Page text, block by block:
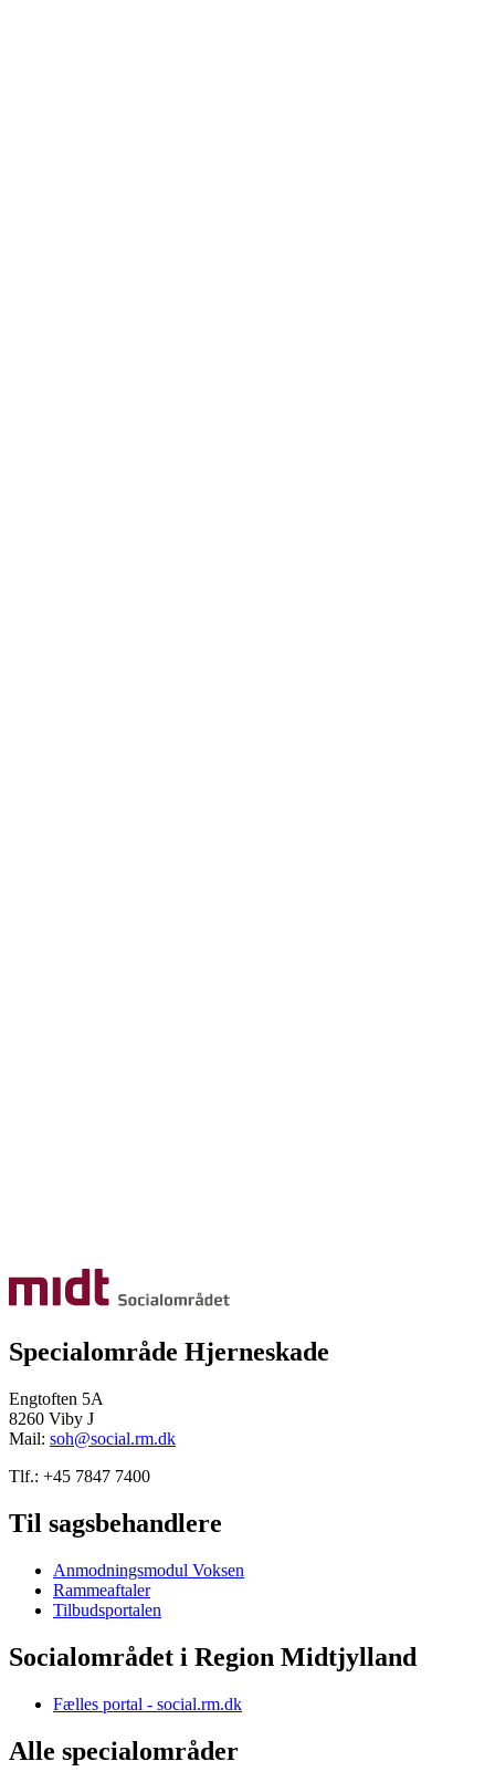
Specialområde Hjerneskade
Engtoften 5A
8260 Viby J
Mail: soh@social.rm.dk
Tlf.: +45 7847 7400
Til sagsbehandlere
Anmodningsmodul Voksen
Rammeaftaler
Tilbudsportalen
Socialområdet i Region Midtjylland
Fælles portal - social.rm.dk
Alle specialområder